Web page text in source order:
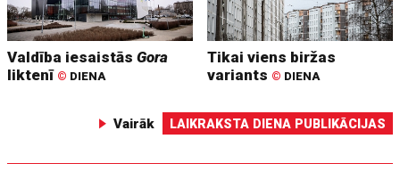
Valdība iesaistāsGora
liktenī © DIENA
Tikai viens biržas
variants © DIENA
Vairāk LAIKRAKSTA DIENA PUBLIKĀCIJAS